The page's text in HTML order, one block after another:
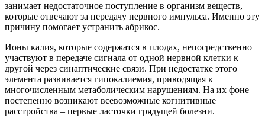
занимает недостаточное поступление в организм веществ,
которые отвечают за передачу нервного импульса. Именно эту
причину помогает устранить абрикос.
Ионы калия, которые содержатся в плодах, непосредственно
участвуют в передаче сигнала от одной нервной клетки к
другой через синаптические связи. При недостатке этого
элемента развивается гипокалиемия, приводящая к
многочисленным метаболическим нарушениям. На их фоне
постепенно возникают всевозможные когнитивные
расстройства – первые ласточки грядущей болезни.